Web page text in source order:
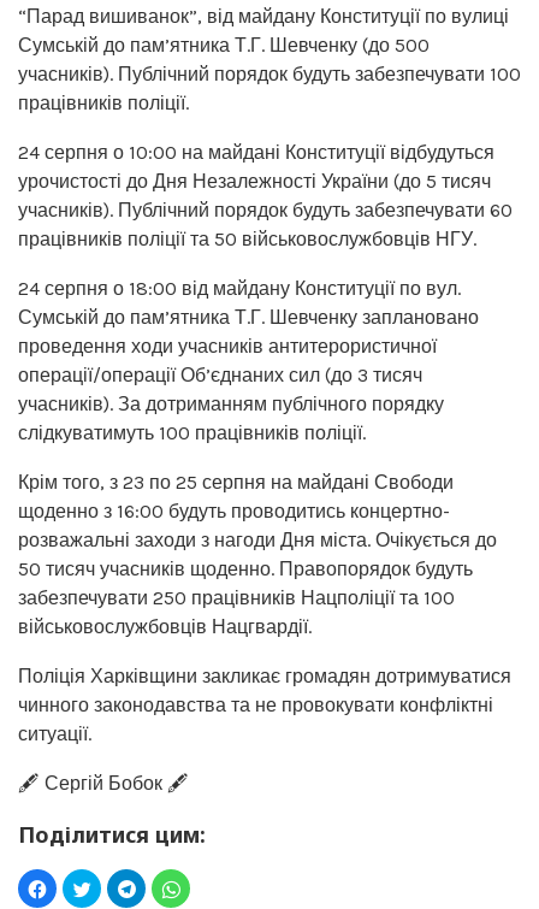
“Парад вишиванок”, від майдану Конституції по вулиці
Сумській до пам’ятника Т.Г. Шевченку (до 500
учасників). Публічний порядок будуть забезпечувати 100
працівників поліції.
24 серпня о 10:00 на майдані Конституції відбудуться
урочистості до Дня Незалежності України (до 5 тисяч
учасників). Публічний порядок будуть забезпечувати 60
працівників поліції та 50 військовослужбовців НГУ.
24 серпня о 18:00 від майдану Конституції по вул.
Сумській до пам’ятника Т.Г. Шевченку заплановано
проведення ходи учасників антитерористичної
операції/операції Об’єднаних сил (до 3 тисяч
учасників). За дотриманням публічного порядку
слідкуватимуть 100 працівників поліції.
Крім того, з 23 по 25 серпня на майдані Свободи
щоденно з 16:00 будуть проводитись концертно-
розважальні заходи з нагоди Дня міста. Очікується до
50 тисяч учасників щоденно. Правопорядок будуть
забезпечувати 250 працівників Нацполіції та 100
військовослужбовців Нацгвардії.
Поліція Харківщини закликає громадян дотримуватися
чинного законодавства та не провокувати конфліктні
ситуації.
🖋️ Сергій Бобок 🖋️
Поділитися цим: